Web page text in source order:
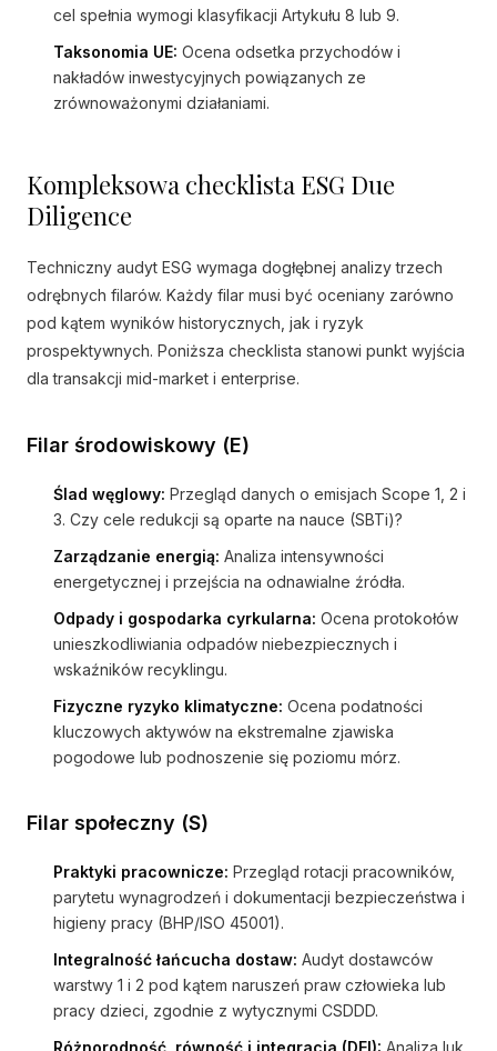
cel spełnia wymogi klasyfikacji Artykułu 8 lub 9.
Taksonomia UE: Ocena odsetka przychodów i
nakładów inwestycyjnych powiązanych ze
zrównoważonymi działaniami.
Kompleksowa checklista ESG Due
Diligence
Techniczny audyt ESG wymaga dogłębnej analizy trzech
odrębnych filarów. Każdy filar musi być oceniany zarówno
pod kątem wyników historycznych, jak i ryzyk
prospektywnych. Poniższa checklista stanowi punkt wyjścia
dla transakcji mid-market i enterprise.
Filar środowiskowy (E)
Ślad węglowy: Przegląd danych o emisjach Scope 1, 2 i
3. Czy cele redukcji są oparte na nauce (SBTi)?
Zarządzanie energią: Analiza intensywności
energetycznej i przejścia na odnawialne źródła.
Odpady i gospodarka cyrkularna: Ocena protokołów
unieszkodliwiania odpadów niebezpiecznych i
wskaźników recyklingu.
Fizyczne ryzyko klimatyczne: Ocena podatności
kluczowych aktywów na ekstremalne zjawiska
pogodowe lub podnoszenie się poziomu mórz.
Filar społeczny (S)
Praktyki pracownicze: Przegląd rotacji pracowników,
parytetu wynagrodzeń i dokumentacji bezpieczeństwa i
higieny pracy (BHP/ISO 45001).
Integralność łańcucha dostaw: Audyt dostawców
warstwy 1 i 2 pod kątem naruszeń praw człowieka lub
pracy dzieci, zgodnie z wytycznymi CSDDD.
Różnorodność, równość i integracja (DEI): Analiza luk